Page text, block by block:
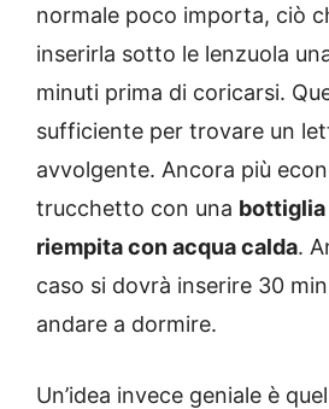
normale poco importa, ciò
inserirla sotto le lenzuola
minuti prima di coricarsi.
sufficiente per trovare un
avvolgente. Ancora più
trucchetto con una
riempita con acqua calda.
caso si dovrà inserire 30
andare a dormire.
Un’idea invece geniale è